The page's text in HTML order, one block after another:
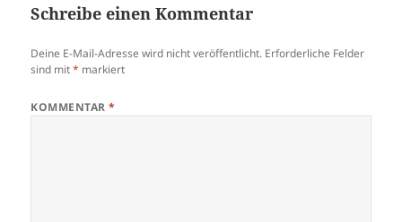
Schreibe einen Kommentar
Deine E-Mail-Adresse wird nicht veröffentlicht. Erforderliche Felder
sind mit* markiert
KOMMENTAR*